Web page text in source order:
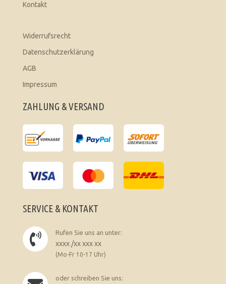
Kontakt
Widerrufsrecht
Datenschutzerklärung
AGB
Impressum
ZAHLUNG & VERSAND
SERVICE & KONTAKT
Rufen Sie uns an unter:
xxxx /xx xxx xx
(Mo-Fr 10-17 Uhr)
oder schreiben Sie uns: